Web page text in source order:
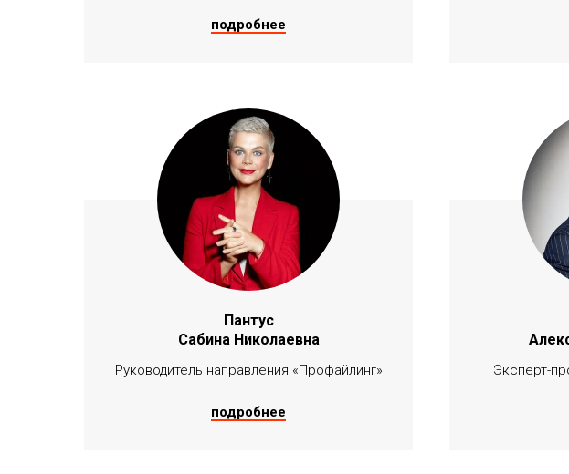
подробнее
Пантус
Сабина Николаевна
Руководитель направления «Профайлинг»
подробнее
Эксперт-